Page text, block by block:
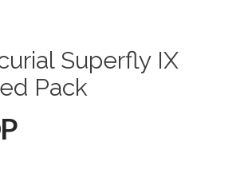
Superfly IX
Pack